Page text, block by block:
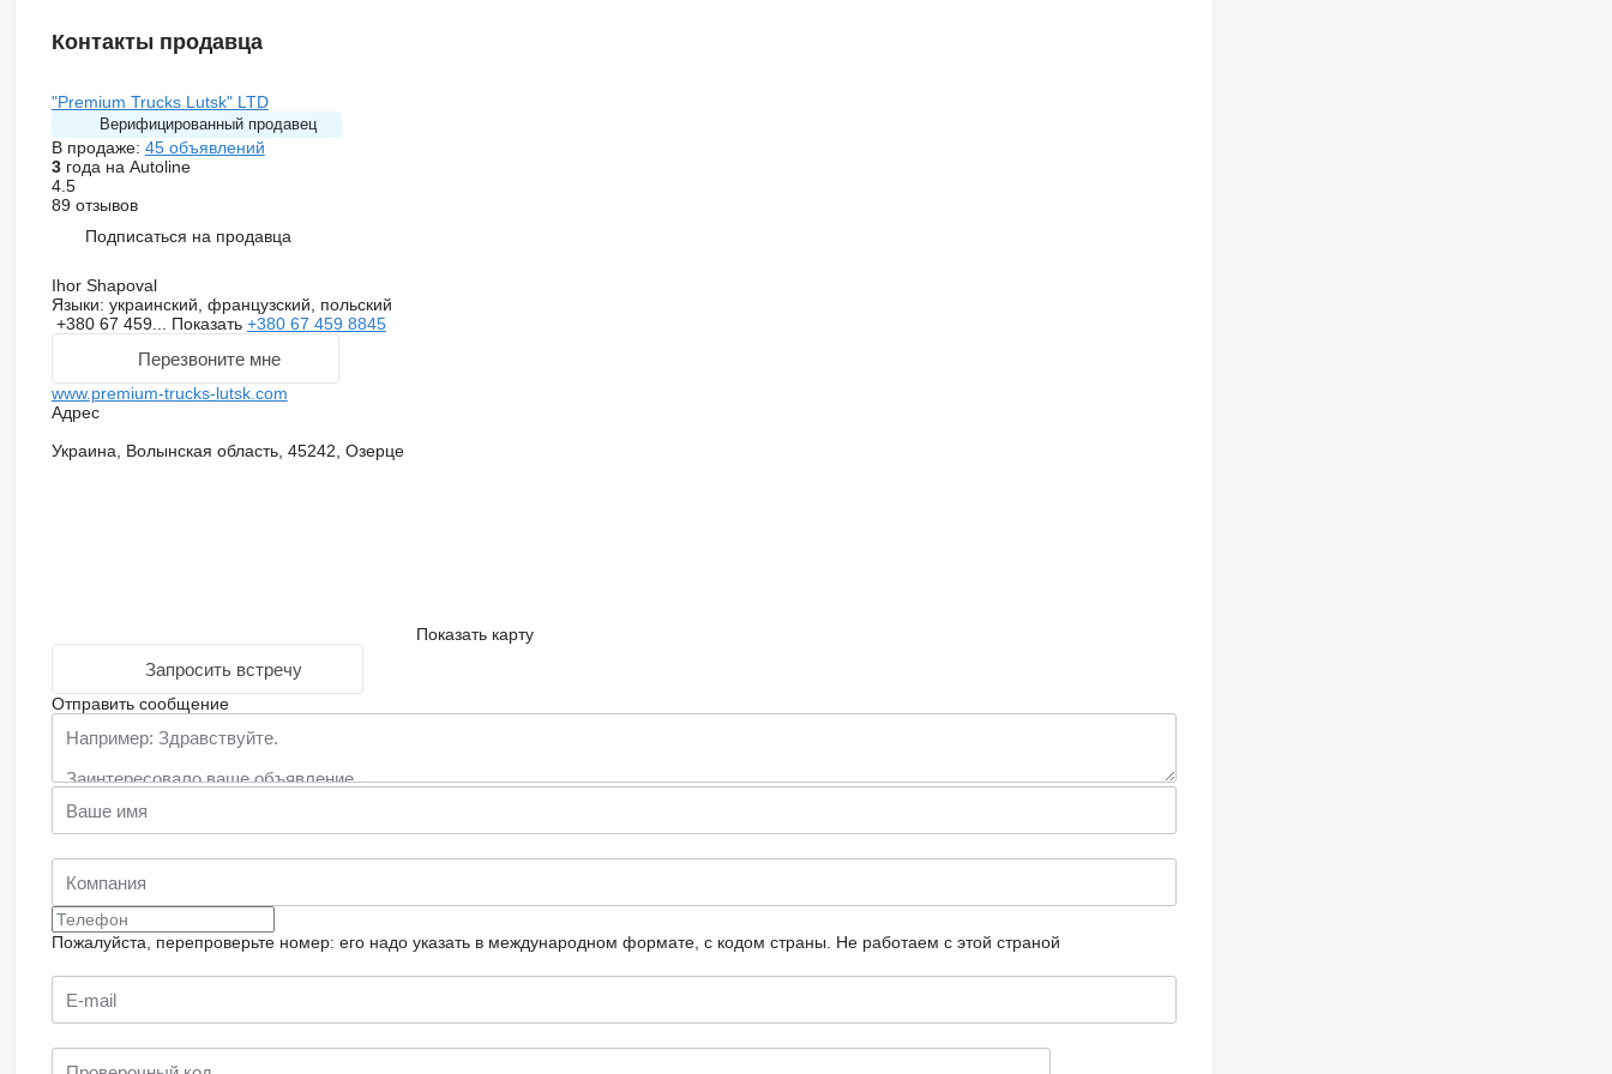
Контакты продавца
"Premium Trucks Lutsk" LTD
Верифицированный продавец
В продаже: 45 объявлений
3года на Autoline
4.5
89 отзывов
Подписаться на продавца
Ihor Shapoval
Языки: украинский, французский, польский
+380 67 459... Показать +380 67 459 8845
Перезвоните мне
www.premium-trucks-lutsk.com
Адрес
Украина, Волынская область, 45242, Озерце
Показать карту
Запросить встречу
Отправить сообщение
Пожалуйста, перепроверьте номер: его надо указать в международном формате, с кодом страны. Не работаем с этой страной